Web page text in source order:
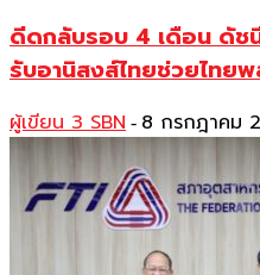
ดีดกลับรอบ 4 เดือน ดัช
รับอานิสงส์ไทยช่วยไทย
ผู้เขียน 3 SBN - 8 กรกฎาคม